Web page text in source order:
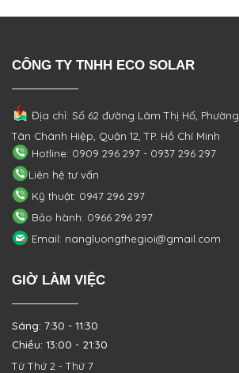
CÔNG TY TNHH ECO SOLAR
Địa chỉ: Số 62 đường Lâm Thị Hố, Phường
Tân Chánh Hiệp, Quận 12, TP. Hồ Chí Minh
Hotline: 0909 296 297 - 0937 296 297
Liên hệ tư vấn
Kỹ thuật: 0947 296 297
Bảo hành: 0966 296 297
Email: nangluongthegioi@gmail.com
GIỜ LÀM VIỆC
Sáng: 7:30 - 11:30
Chiều: 13:00 - 21:30
Từ Thứ 2 - Thứ 7